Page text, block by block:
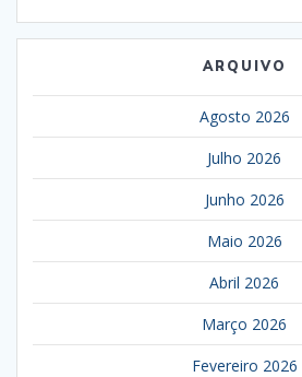
ARQUIVO
Agosto 2026
Julho 2026
Junho 2026
Maio 2026
Abril 2026
Março 2026
Fevereiro 2026